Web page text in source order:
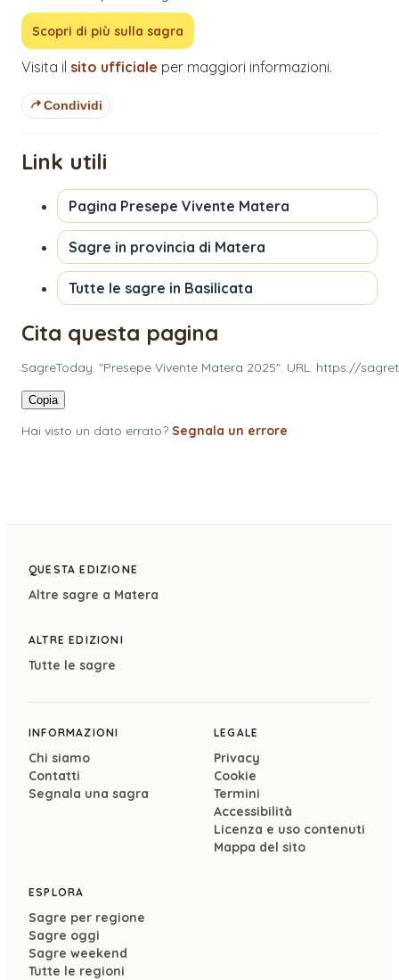
Scopri di più sulla sagra
Visita il sito ufficiale per maggiori informazioni.
Condividi
Link utili
Pagina Presepe Vivente Matera
Sagre in provincia di Matera
Tutte le sagre in Basilicata
Cita questa pagina
SagreToday. "Presepe Vivente Matera 2025". URL: https://
Copia
Hai visto un dato errato? Segnala un errore
QUESTA EDIZIONE
Altre sagre a Matera
ALTRE EDIZIONI
Tutte le sagre
INFORMAZIONI
Chi siamo
Contatti
Segnala una sagra
LEGALE
Privacy
Cookie
Termini
Accessibilità
Licenza e uso contenuti
Mappa del sito
ESPLORA
Sagre per regione
Sagre oggi
Sagre weekend
Tutte le regioni